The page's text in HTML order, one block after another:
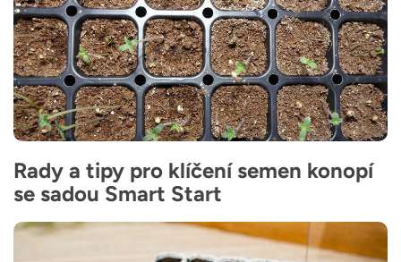
Rady a tipy pro klíčení semen konopí
se sadou Smart Start